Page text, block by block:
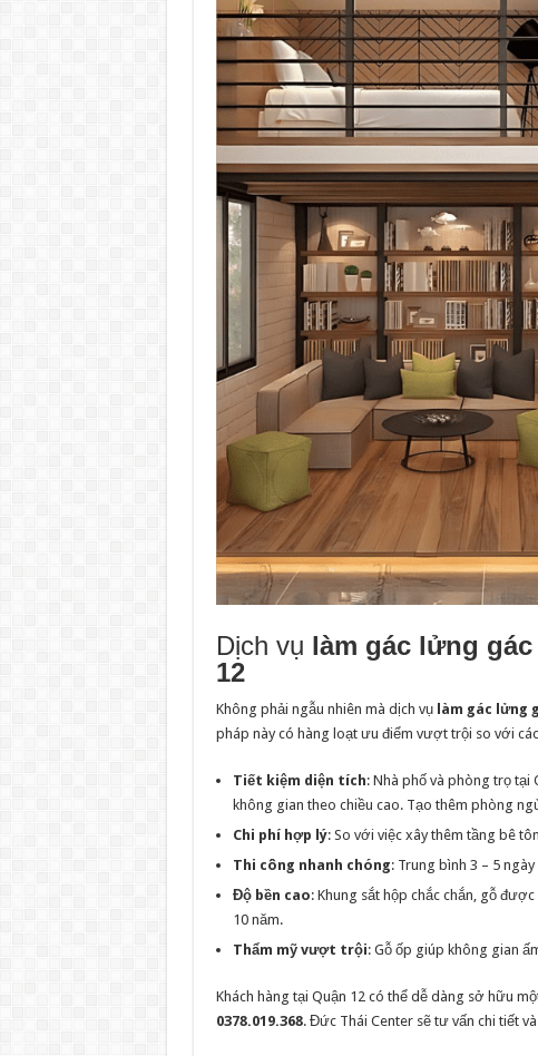
Dịch vụ làm gác lửng
12
Không phải ngẫu nhiên mà dịch vụ làm gác lửng
pháp này có hàng loạt ưu điểm vượt trội so với
Tiết kiệm diện tích: Nhà phố và phòng trọ
không gian theo chiều cao. Tạo thêm phòng
Chi phí hợp lý: So với việc xây thêm tầng bê
Thi công nhanh chóng: Trung bình 3 – 5
Độ bền cao: Khung sắt hộp chắc chắn, gỗ
10 năm.
Thẩm mỹ vượt trội: Gỗ ốp giúp không gian
Khách hàng tại Quận 12 có thể dễ dàng sở hữu
0378.019.368. Đức Thái Center sẽ tư vấn chi tiết